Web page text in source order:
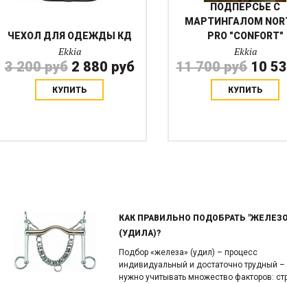
ЧЕХОЛ ДЛЯ ОДЕЖДЫ КД
Ekkia
3 200 руб 2 880 руб
КУПИТЬ
ПОДПЕРСЬЕ С
МАРТИНГАЛОМ
PRO "CONFORT"
Ekkia
11 700 руб 10
КУПИТЬ
КАК ПРАВИЛЬНО ПОДОБРАТЬ
(УДИЛА)?
Подбор «железа» (удил) – процесс
индивидуальный и достаточно трудный –
нужно учитывать множество факторов: